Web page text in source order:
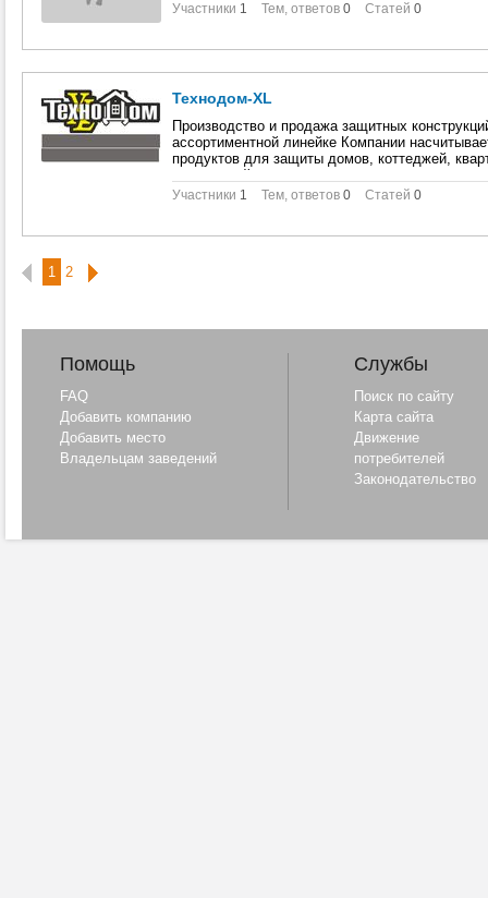
Участники 1 Тем, ответов 0 Статей 0
Технодом-XL
Производство и продажа защитных
ассортиментной линейке Компании
продуктов для защиты домов, коттеджей,
сооружений.
Участники 1 Тем, ответов 0 Статей 0
1 2
Помощь
FAQ
Добавить компанию
Добавить место
Владельцам заведений
Службы
Поиск по сайту
Карта сайта
Движение
потребителей
Законодательство